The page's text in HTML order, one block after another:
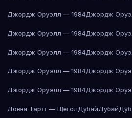
Джордж Оруэлл — 1984Джордж
Джордж Оруэлл — 1984Джордж
Джордж Оруэлл — 1984Джордж
Джордж Оруэлл — 1984Джордж
Джордж Оруэлл — 1984Джордж
Донна Тартт — ЩеголДубайДубай